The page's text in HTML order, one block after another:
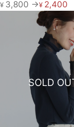
¥3,800 →¥2,400
SOLD